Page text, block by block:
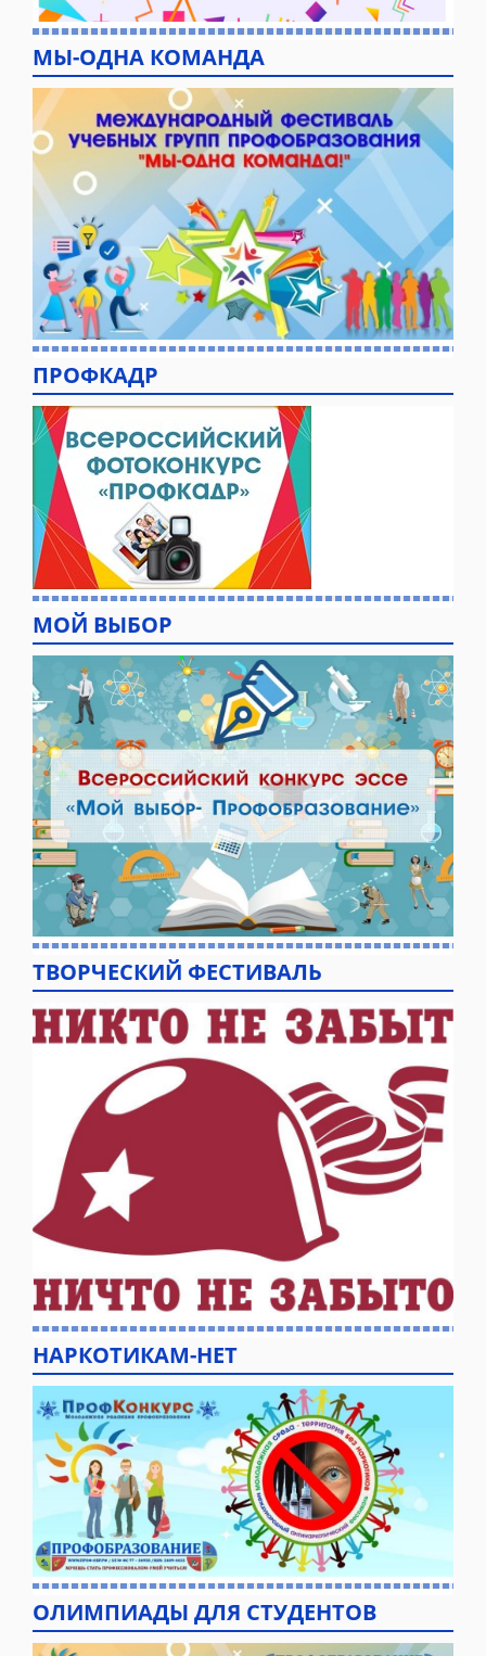
МЫ-ОДНА КОМАНДА
ПРОФКАДР
МОЙ ВЫБОР
ТВОРЧЕСКИЙ ФЕСТИВАЛЬ
НАРКОТИКАМ-НЕТ
ОЛИМПИАДЫ ДЛЯ СТУДЕНТОВ